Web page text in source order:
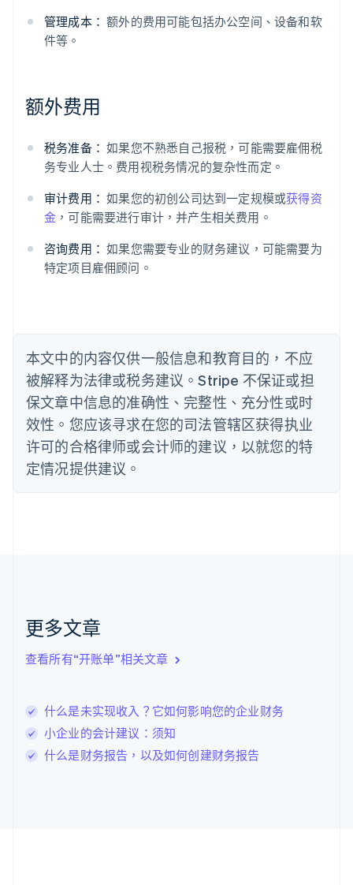
管理成本： 额外的费用可能包括办公空间、设备和软
件等。
额外费用
税务准备： 如果您不熟悉自己报税，可能需要雇佣税
务专业人士。费用视税务情况的复杂性而定。
审计费用： 如果您的初创公司达到一定规模或获得资
金 ，可能需要进行审计，并产生相关费用。
咨询费用： 如果您需要专业的财务建议，可能需要为
特定项目雇佣顾问。
本文中的内容仅供一般信息和教育目的，不应
被解释为法律或税务建议。Stripe 不保证或担
保文章中信息的准确性、完整性、充分性或时
效性。您应该寻求在您的司法管辖区获得执业
许可的合格律师或会计师的建议，以就您的特
定情况提供建议。
更多文章
查看所有“开账单”相关文章
什么是未实现收入？它如何影响您的企业财务
小企业的会计建议：须知
什么是财务报告，以及如何创建财务报告
English
爱沙尼亚
English
DeutschEnglish
澳大利亚
巴西
PortuguêsEnglish
English
丹麦
English
德国
DeutschEnglish
法国
FrançaisEnglish
芬兰
EnglishSvenska
English Italiano
拉脱维亚
立陶宛
DeutschEnglish
卢森堡
Français Deutsch English
罗马尼亚